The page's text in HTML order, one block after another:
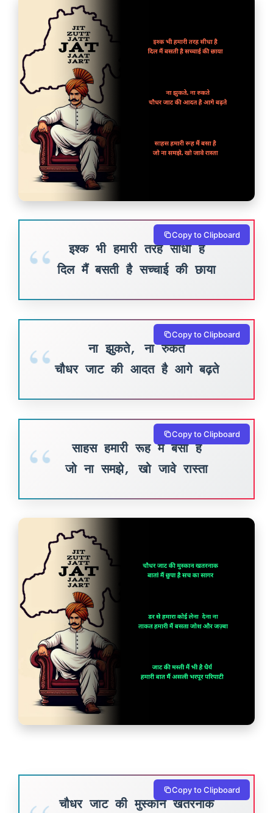
इश्क भी हमारी तरह सीधा है
दिल मैं बसती है सच्चाई की छाया
Copy to Clipboard
ना झुकते, ना रुकते
चौधर जाट की आदत है आगे बढ़ते
Copy to Clipboard
साहस हमारी रूह मैं बसा है
जो ना समझे, खो जावे रास्ता
Copy to Clipboard
चौधर जाट की मुस्कान खतरनाक
Copy to Clipboard